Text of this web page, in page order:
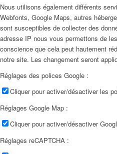
Nous utilisons également différents
Webfonts, Google Maps, autres
sont susceptibles de collecter des
adresse IP nous vous permettons de
conscience que cela peut hautement
notre site. Les changement seront
Réglages des polices Google :
Cliquer pour activer/désactiver les
Réglages Google Map :
Cliquer pour activer/désactiver
Réglages reCAPTCHA :